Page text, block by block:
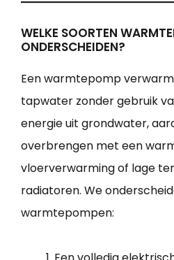
WELKE SOORTEN
ONDERSCHEIDEN?
Een warmtepomp
tapwater zonder gebruik
energie uit grondwater,
overbrengen met een
vloerverwarming of lage
radiatoren. We
warmtepompen: